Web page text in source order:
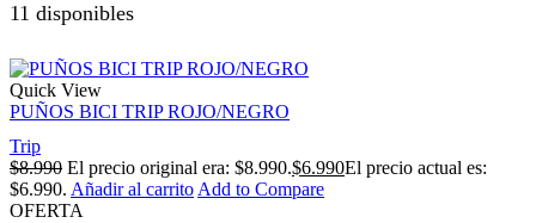
11 disponibles
Quick View
PUÑOS BICI TRIP ROJO/NEGRO
Trip
$8.990 El precio original era: $8.990.$6.990El precio actual es:
$6.990. Añadir al carritoAdd to Compare
OFERTA